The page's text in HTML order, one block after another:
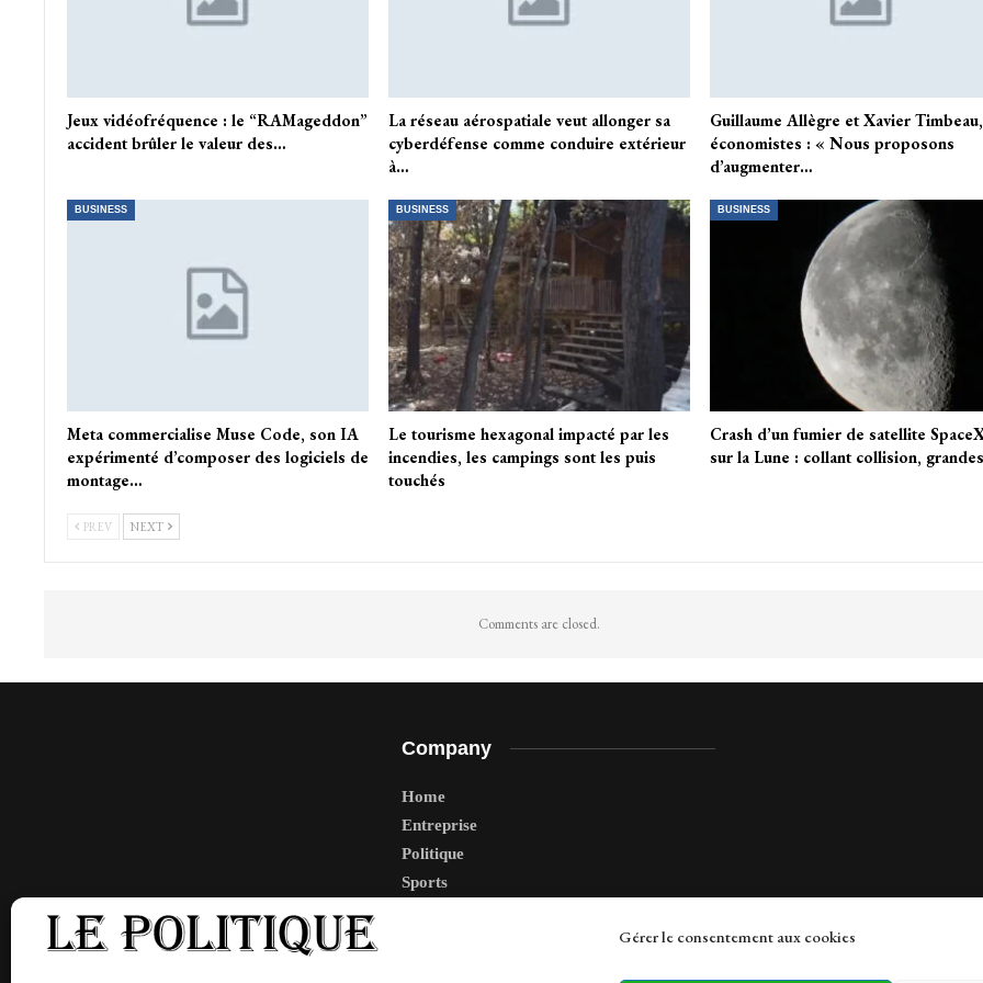
Gérer le consentement aux cookies
Jeux vidéofréquence : le “RAMageddon”
accident brûler le valeur des…
La réseau aérospatiale veut allonger sa
cyberdéfense comme conduire extérieur
à…
Guillaume Allègre et Xavier Timbeau,
économistes : « Nous proposons
d’augmenter…
BUSINESS
Meta commercialise Muse Code, son IA
expérimenté d’composer des logiciels de
montage…
BUSINESS
Le tourisme hexagonal impacté par les
incendies, les campings sont les puis
touchés
BUSINESS
Crash d’un fumier de satellite
sur la Lune : collant collision,
PREV NEXT
Comments are closed.
Company
Home
Entreprise
Politique
Sports